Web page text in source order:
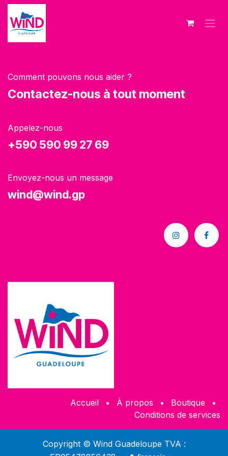
Se rendre au contenu
Comment pouvons nous aider ?
Contactez-nous à tout moment
Appelez-nous
+590 590 99 27 69
Envoyez-nous un message
wind@wind.gp
Accueil • À propos • Boutique
•
Conditions de services
Copyright © Wind Guadeloupe TVA :